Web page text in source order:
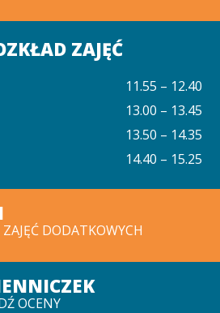
ZAJĘĆ
11.55 – 12.40
13.00 – 13.45
13.50 – 14.35
14.40 – 15.25
ZAJĘĆ DODATKOWYCH
OCENY